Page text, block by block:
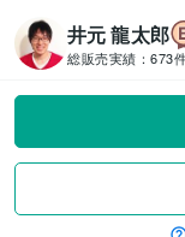
井元 龍太郎
総販売実績： 673